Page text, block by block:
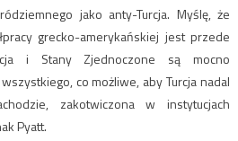
jako anty-Turcja. Myślę, że
grecko-amerykańskiej jest przede
i Stany Zjednoczone są mocno
co możliwe, aby Turcja nadal
zakotwiczona w instytucjach
Pyatt.